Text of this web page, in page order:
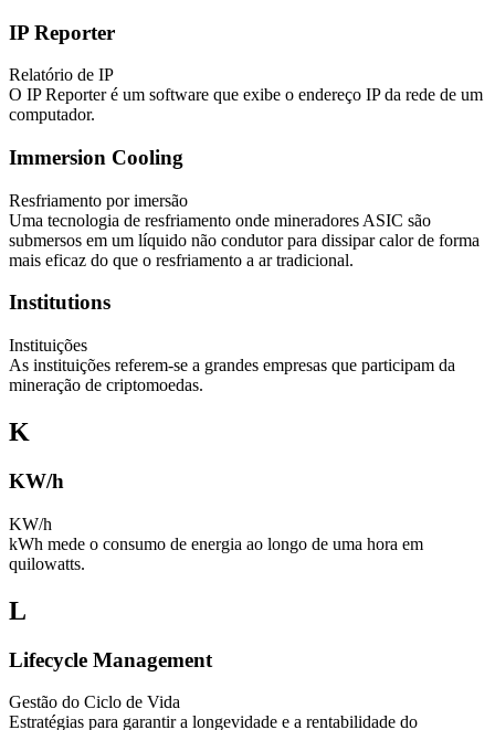
IP Reporter
Relatório de IP
O IP Reporter é um software que exibe o endereço IP da rede de um
computador.
Immersion Cooling
Resfriamento por imersão
Uma tecnologia de resfriamento onde mineradores ASIC são
submersos em um líquido não condutor para dissipar calor de forma
mais eficaz do que o resfriamento a ar tradicional.
Institutions
Instituições
As instituições referem-se a grandes empresas que participam da
mineração de criptomoedas.
K
KW/h
KW/h
kWh mede o consumo de energia ao longo de uma hora em
quilowatts.
L
Lifecycle Management
Gestão do Ciclo de Vida
Estratégias para garantir a longevidade e a rentabilidade do